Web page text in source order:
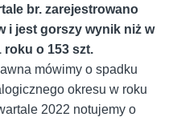
br. zarejestrowano
i jest gorszy wynik niż w
roku o 153 szt.
mówimy o spadku
okresu w roku
2022 notujemy o